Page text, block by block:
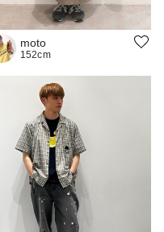
moto
152cm